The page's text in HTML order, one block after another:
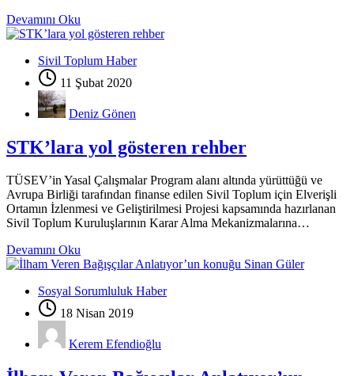
Devamını Oku
Sivil Toplum Haber
11 Şubat 2020
Deniz Gönen
STK’lara yol gösteren rehber
TÜSEV’in Yasal Çalışmalar Program alanı altında yürüttüğü ve
Avrupa Birliği tarafından finanse edilen Sivil Toplum için Elverişli
Ortamın İzlenmesi ve Geliştirilmesi Projesi kapsamında hazırlanan
Sivil Toplum Kuruluşlarının Karar Alma Mekanizmalarına…
Devamını Oku
Sosyal Sorumluluk Haber
18 Nisan 2019
Kerem Efendioğlu